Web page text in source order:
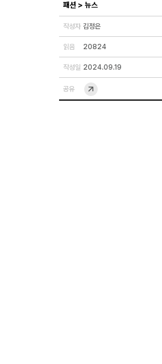
패션 > 뉴스
작성자 김정은
읽음 20824
작성일 2024.09.19
공유